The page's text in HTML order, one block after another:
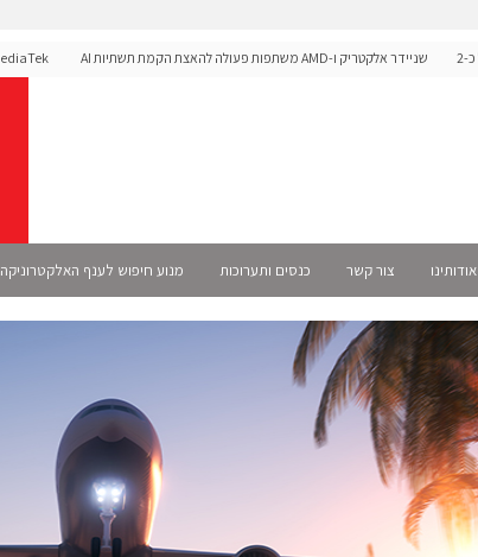
שניידר אלקטריק ו-AMD משתפות פעולה להאצת הקמת תשתיות AI
אודותינו צור קשר כנסים ותערוכות מנוע חיפוש לענף האלקטרוניקה